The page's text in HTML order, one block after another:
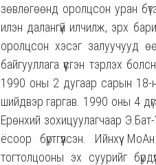
зөвлөгөөнд оролцсон уран
илэн далангүй илчилж, эрх
оролцсон хэсэг залуучууд
байгууллага үүсгэн тэрлэх
1990 оны 2 дугаар сарын
шийдвэр гаргав. 1990 оны 4
Ерөнхий зохицуулагчаар
ёсоор бүртгүүлсэн. Ийнхүү
тогтолцооны эх суурийг